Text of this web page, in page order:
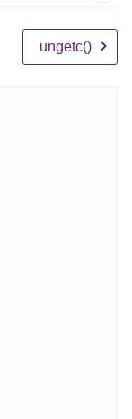
ungetc()